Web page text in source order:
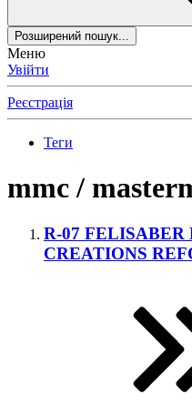
Розширений пошук...
Меню
Увійти
Реєстрація
Теги
mmc /
R-07
CREATIONS